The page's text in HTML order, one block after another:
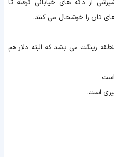
از دکه های خیابانی گرفته تا
تان را خوشحال می کنند.
رینگت می باشد که البته دلار هم
است.